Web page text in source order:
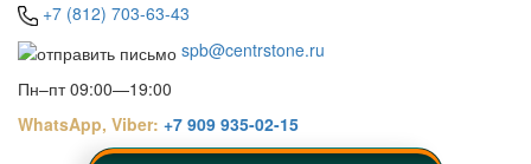
+7 (812) 703-63-43
spb@centrstone.ru
Пн–пт 09:00—19:00
WhatsApp, Viber: +7 909 935-02-15